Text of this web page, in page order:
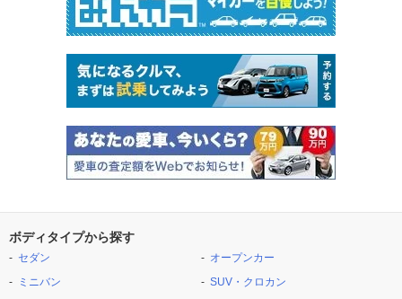
ボディタイプから探す
セダン
ミニバン
オープンカー
SUV・クロカン